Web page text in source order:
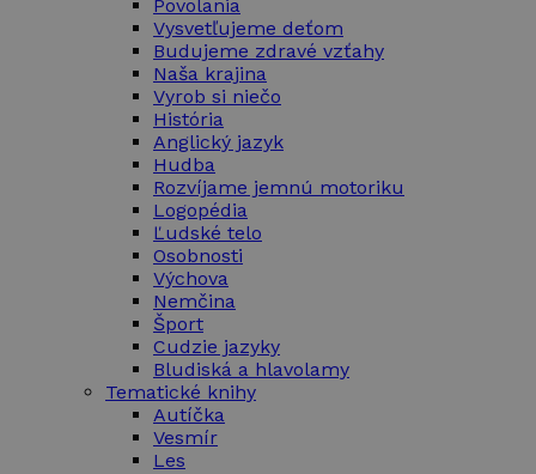
Povolania
Vysvetľujeme deťom
Budujeme zdravé vzťahy
Naša krajina
Vyrob si niečo
História
Anglický jazyk
Hudba
Rozvíjame jemnú motoriku
Logopédia
Ľudské telo
Osobnosti
Výchova
Nemčina
Šport
Cudzie jazyky
Bludiská a hlavolamy
Tematické knihy
Autíčka
Vesmír
Les